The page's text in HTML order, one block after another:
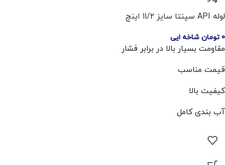
لوله API سپنتا سایز 11/2 اینچ
0 تومان شاخه ایی
مقاومت بسیار بالا در برابر فشار
قیمت مناسب
کیفیت بالا
آب بندی کامل